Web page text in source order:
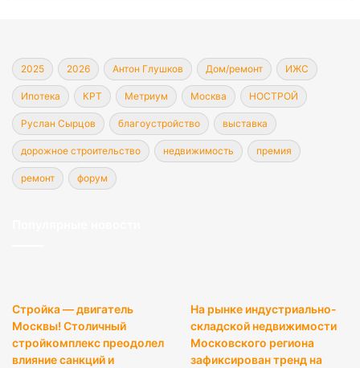
2025 2026 Антон Глушков Дом/ремонт ИЖС
Ипотека КРТ Метриум Москва НОСТРОЙ
Руслан Сырцов благоустройство выставка
дорожное строительство недвижимость премия
ремонт форум
Стройка — двигатель
Москвы! Столичный
стройкомплекс преодолел
влияние санкций и
На рынке индустриально-
складской недвижимости
Московского региона
зафиксирован тренд на